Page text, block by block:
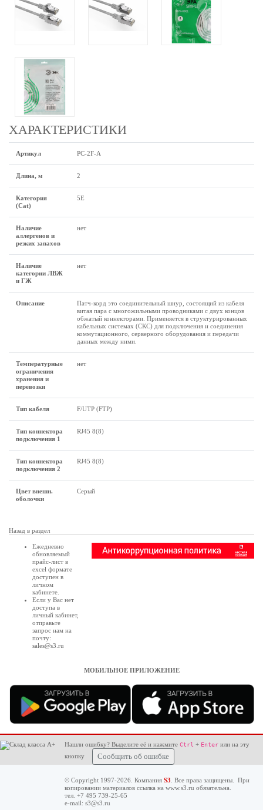
ХАРАКТЕРИСТИКИ
Артикул PC-2F-A
Длина, м 2
Категория
(Cat)
5E
Наличие
аллергенов и
резких запахов
нет
Наличие
категории ЛВЖ
и ГЖ
нет
Описание
Патч-корд это соединительный шнур, состоящий из кабеля
витая пара с многожильными проводниками с двух концов
обжатый коннекторами. Применяется в структурированных
кабельных системах (СКС) для подключения и соединения
коммутационного, серверного оборудования и передачи
данных между ними.
Температурные
ограничения
хранения и
перевозки
нет
Тип кабеля F/UTP (FTP)
Тип коннектора
подключения 1
RJ45 8(8)
Тип коннектора
подключения 2
RJ45 8(8)
Цвет внешн.
оболочки
Серый
Назад в раздел
Ежедневно
обновляемый
прайс-лист в
excel формате
доступен в
личном
кабинете
Если у Вас нет
доступа в
личный кабинет,
отправьте
запрос нам на
почту:
sales@s3.ru
МОБИЛЬНОЕ ПРИЛОЖЕНИЕ
Нашли ошибку? Выделите её и нажмите Ctrl + Enter или на эту
кнопку
Сообщить об ошибке
© Copyright 1997-2026. Компания S3 . Все права защищены. При
копировании материалов ссылка на www.s3.ru обязательна.
тел. +7 495 739-25-65
e-mail: s3@s3.ru